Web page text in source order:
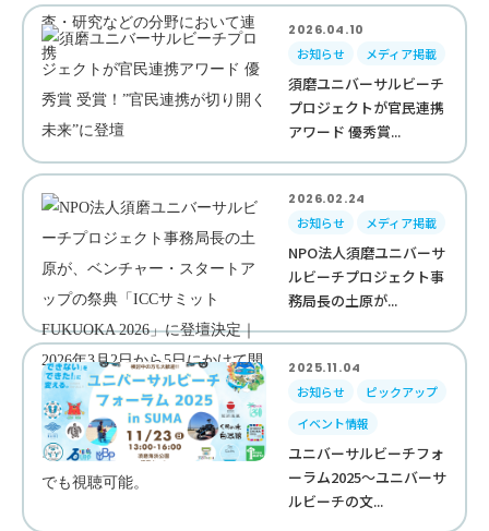
2026.04.10
お知らせ
メディア掲載
須磨ユニバーサルビーチ
プロジェクトが官民連携
アワード 優秀賞...
2026.02.24
お知らせ
メディア掲載
NPO法人須磨ユニバーサ
ルビーチプロジェクト事
務局長の土原が...
2025.11.04
お知らせ
ピックアップ
イベント情報
ユニバーサルビーチフォ
ーラム2025～ユニバーサ
ルビーチの文...